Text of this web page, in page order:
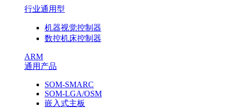
行业通用型
机器视觉控制器
数控机床控制器
ARM
通用产品
SOM-SMARC
SOM-LGA/OSM
嵌入式主板